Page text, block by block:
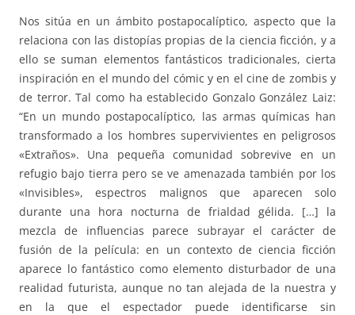
Nos sitúa en un ámbito postapocalíptico, aspecto que la
relaciona con las distopías propias de la ciencia ficción, y a
ello se suman elementos fantásticos tradicionales, cierta
inspiración en el mundo del cómic y en el cine de zombis y
de terror. Tal como ha establecido Gonzalo González Laiz:
“En un mundo postapocalíptico, las armas químicas han
transformado a los hombres supervivientes en peligrosos
«Extraños». Una pequeña comunidad sobrevive en un
refugio bajo tierra pero se ve amenazada también por los
«Invisibles», espectros malignos que aparecen solo
durante una hora nocturna de frialdad gélida. […] la
mezcla de influencias parece subrayar el carácter de
fusión de la película: en un contexto de ciencia ficción
aparece lo fantástico como elemento disturbador de una
realidad futurista, aunque no tan alejada de la nuestra y
en la que el espectador puede identificarse sin